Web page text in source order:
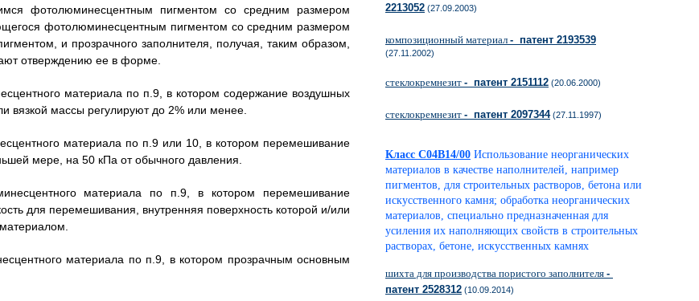
фотолюминесцентным пигментом со средним размером
фотолюминесцентным пигментом со средним размером
и прозрачного заполнителя, получая, таким образом,
отверждению ее в форме.
материала по п.9, в котором содержание воздушных
вязкой массы регулируют до 2% или менее.
материала по п.9 или 10, в котором перемешивание
мере, на 50 кПа от обычного давления.
материала по п.9, в котором перемешивание
для перемешивания, внутренняя поверхность которой и/или
материала по п.9, в котором прозрачным основным
2213052 (27.09.2003)
композиционный материал - патент 2193539
(27.11.2002)
стеклокремнезит - патент 2151112 (20.06.2000)
стеклокремнезит - патент 2097344(27.11.1997)
Класс C04B14/00 Использование неорганических
материалов в качестве наполнителей, например
пигментов, для строительных растворов, бетона или
искусственного камня; обработка неорганических
материалов, специально предназначенная для
усиления их наполняющих свойств в строительных
растворах, бетоне, искусственных камнях
шихта для производства пористого заполнителя -
патент 2528312 (10.09.2014)